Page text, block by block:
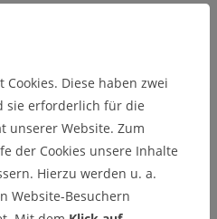
SCANNER
Zoller + Fröhlich Imager
5016
Diese haben zwei
sie erforderlich für die
unserer Website. Zum
der Cookies unsere Inhalte
Hierzu werden u. a.
Website-Besuchern